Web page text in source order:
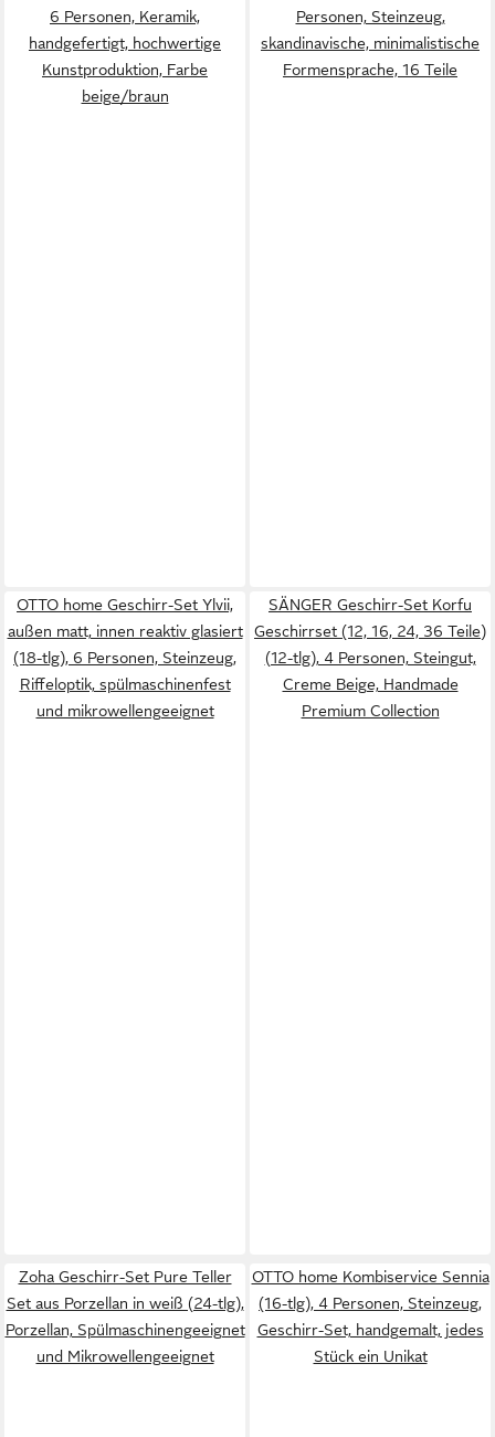
6 Personen, Keramik,
handgefertigt, hochwertige
Kunstproduktion, Farbe
beige/braun
Personen, Steinzeug,
skandinavische, minimalistische
Formensprache, 16 Teile
OTTO home Geschirr-Set Ylvii,
außen matt, innen reaktiv glasiert
(18-tlg), 6 Personen, Steinzeug,
Riffeloptik, spülmaschinenfest
und mikrowellengeeignet
SÄNGER Geschirr-Set Korfu
Geschirrset (12, 16, 24, 36 Teile)
(12-tlg), 4 Personen, Steingut,
Creme Beige, Handmade
Premium Collection
Zoha Geschirr-Set Pure Teller
Set aus Porzellan in weiß (24-tlg),
Porzellan, Spülmaschinengeeignet
und Mikrowellengeeignet
OTTO home Kombiservice Sennia
(16-tlg), 4 Personen, Steinzeug,
Geschirr-Set, handgemalt, jedes
Stück ein Unikat